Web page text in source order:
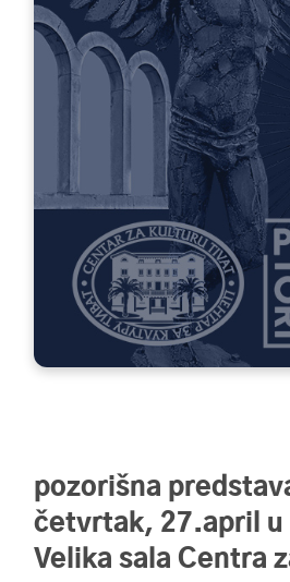
pozorišna
četvrtak, 27.april u
Velika sala Centra